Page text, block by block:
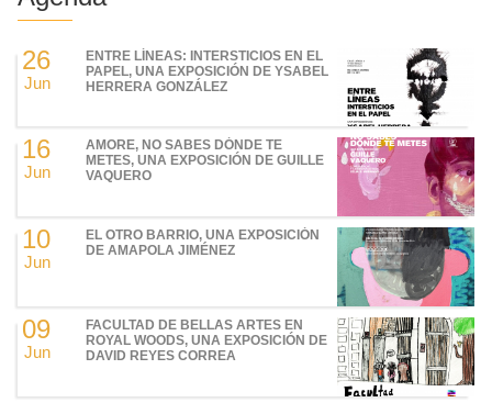
26
Jun
ENTRE LÍNEAS: INTERSTICIOS EN EL
PAPEL, UNA EXPOSICIÓN DE YSABEL
HERRERA GONZÁLEZ
16
Jun
AMORE, NO SABES DÓNDE TE
METES, UNA EXPOSICIÓN DE GUILLE
VAQUERO
10
Jun
EL OTRO BARRIO, UNA EXPOSICIÓN
DE AMAPOLA JIMÉNEZ
09
Jun
FACULTAD DE BELLAS ARTES EN
ROYAL WOODS, UNA EXPOSICIÓN DE
DAVID REYES CORREA